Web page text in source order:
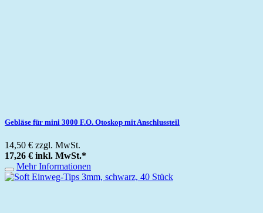
Gebläse für mini 3000 F.O. Otoskop mit Anschlussteil
14,50 € zzgl. MwSt.
17,26 € inkl. MwSt.*
Mehr Informationen